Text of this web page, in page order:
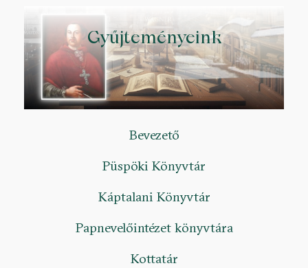
Gyűjteményeink
Bevezető
Püspöki Könyvtár
Káptalani Könyvtár
Papnevelőintézet könyvtára
Kottatár